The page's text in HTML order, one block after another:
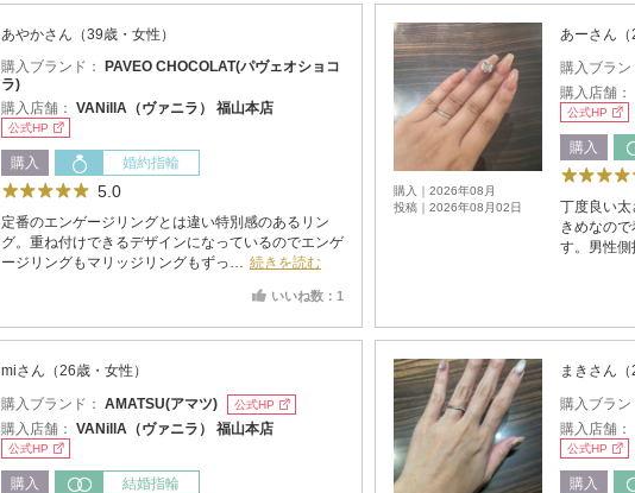
あやかさん（39歳・女性）
購入ブランド：
PAVEO CHOCOLAT(パヴェオショコ
ラ)
購入店舗： VANillA（ヴァニラ） 福山本店
公式HP
購入 婚約指輪
5.0
定番のエンゲージリングとは違い特別感のあるリン
グ。重ね付けできるデザインになっているのでエンゲ
ージリングもマリッジリングもずっ… 続きを読む
いいね数：1
購入｜2026年08月
投稿｜2026年08月02日
あーさん
購入ブラ
購入店舗：
公式HP
購入
丁度良い
きめなの
す。男性
miさん（26歳・女性）
購入ブランド： AMATSU(アマツ) 公式HP
購入店舗： VANillA（ヴァニラ） 福山本店
公式HP
購入 結婚指輪
まきさん
購入ブラ
購入店舗：
公式HP
購入